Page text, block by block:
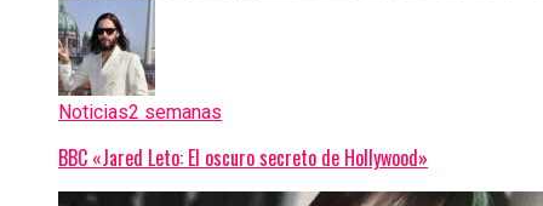
Noticias2 semanas
BBC «Jared Leto: El oscuro secreto de Hollywood»